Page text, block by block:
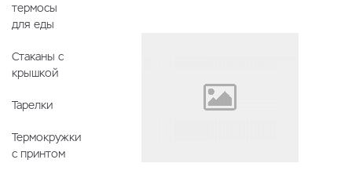
термосы
для еды
Стаканы с
крышкой
Тарелки
Термокружки
с принтом